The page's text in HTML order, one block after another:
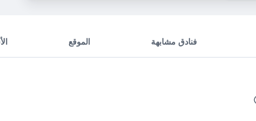
فنادق مشابهة الموقع